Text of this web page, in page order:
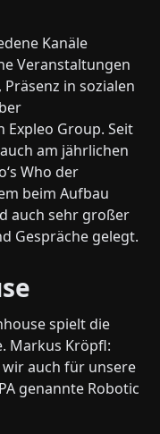
Kanäle
Veranstaltungen
in sozialen
Group. Seit
am jährlichen
Who der
beim Aufbau
auch sehr großer
Gespräche gelegt.
spielt die
Markus Kröpfl:
auch für unsere
genannte Robotic